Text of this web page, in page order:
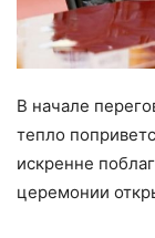
В начале
тепло
искренне
церемонии